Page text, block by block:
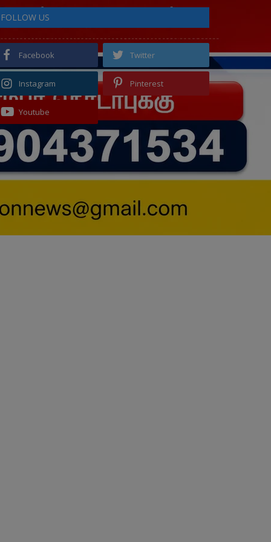
FOLLOW US
Facebook Twitter
Instagram Pinterest
Youtube